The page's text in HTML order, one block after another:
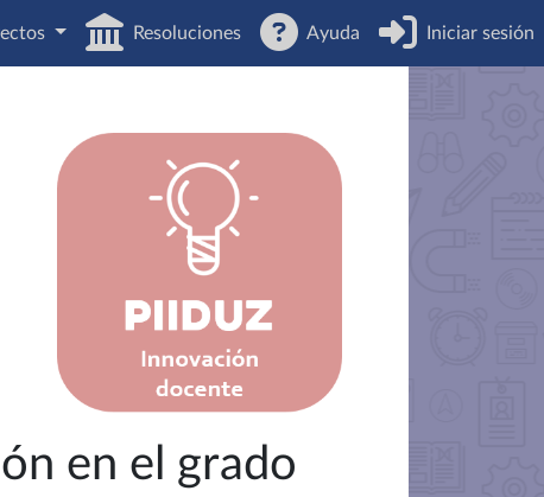
Resoluciones Ayuda Iniciar sesión
en el grado